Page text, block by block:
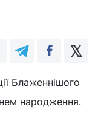
Блаженнішого
народження.